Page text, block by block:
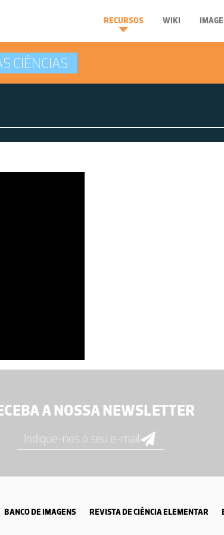
RECURSOS WIKI
CIÊNCIAS
A NOSSA NEWSLETTER
BANCO DE IMAGENS REVISTA DE CIÊNCIA ELEMENTAR